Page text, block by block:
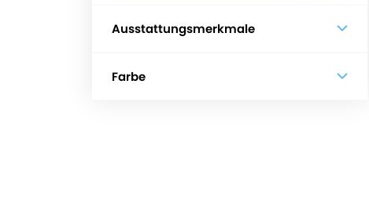
Ausstattungsmerkmale
Farbe